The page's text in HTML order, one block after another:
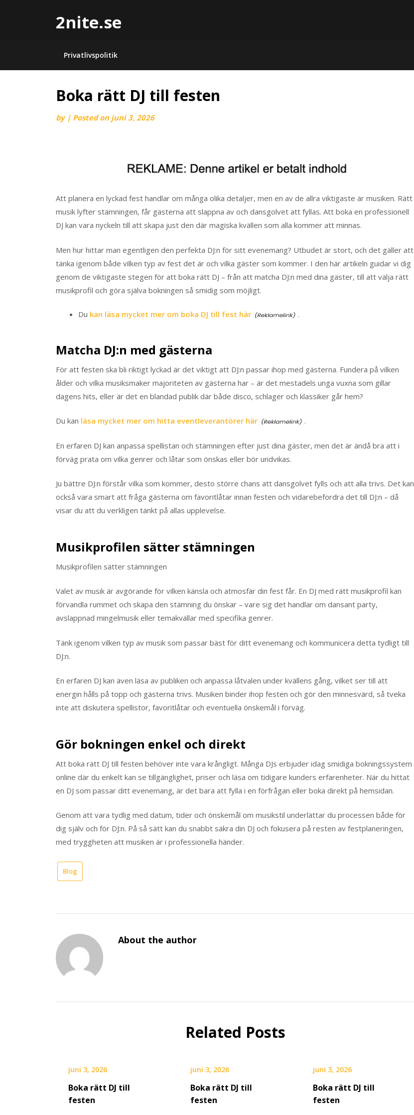
2nite.se
Privatlivspolitik
Boka rätt DJ till festen
by | Posted on juni 3, 2026
Att planera en lyckad fest handlar om många olika detaljer, men en av de allra viktigaste är musiken. Rätt
musik lyfter stämningen, får gästerna att slappna av och dansgolvet att fyllas. Att boka en professionell
DJ kan vara nyckeln till att skapa just den där magiska kvällen som alla kommer att minnas.
Men hur hittar man egentligen den perfekta DJ:n för sitt evenemang? Utbudet är stort, och det gäller att
tänka igenom både vilken typ av fest det är och vilka gäster som kommer. I den här artikeln guidar vi dig
genom de viktigaste stegen för att boka rätt DJ – från att matcha DJ:n med dina gäster, till att välja rätt
musikprofil och göra själva bokningen så smidig som möjligt.
Du kan läsa mycket mer om boka DJ till fest här .
Matcha DJ:n med gästerna
För att festen ska bli riktigt lyckad är det viktigt att DJ:n passar ihop med gästerna. Fundera på vilken
ålder och vilka musiksmaker majoriteten av gästerna har – är det mestadels unga vuxna som gillar
dagens hits, eller är det en blandad publik där både disco, schlager och klassiker går hem?
Du kan läsa mycket mer om hitta eventleverantörer här .
En erfaren DJ kan anpassa spellistan och stämningen efter just dina gäster, men det är ändå bra att i
förväg prata om vilka genrer och låtar som önskas eller bör undvikas.
Ju bättre DJ:n förstår vilka som kommer, desto större chans att dansgolvet fylls och att alla trivs. Det kan
också vara smart att fråga gästerna om favoritlåtar innan festen och vidarebefordra det till DJ:n – då
visar du att du verkligen tänkt på allas upplevelse.
Musikprofilen sätter stämningen
Musikprofilen sätter stämningen
Valet av musik är avgörande för vilken känsla och atmosfär din fest får. En DJ med rätt musikprofil kan
förvandla rummet och skapa den stämning du önskar – vare sig det handlar om dansant party,
avslappnad mingelmusik eller temakvällar med specifika genrer.
Tänk igenom vilken typ av musik som passar bäst för ditt evenemang och kommunicera detta tydligt till
DJ:n.
En erfaren DJ kan även läsa av publiken och anpassa låtvalen under kvällens gång, vilket ser till att
energin hålls på topp och gästerna trivs. Musiken binder ihop festen och gör den minnesvärd, så tveka
inte att diskutera spellistor, favoritlåtar och eventuella önskemål i förväg.
Gör bokningen enkel och direkt
Att boka rätt DJ till festen behöver inte vara krångligt. Många DJs erbjuder idag smidiga bokningssystem
online där du enkelt kan se tillgänglighet, priser och läsa om tidigare kunders erfarenheter. När du hittat
en DJ som passar ditt evenemang, är det bara att fylla i en förfrågan eller boka direkt på hemsidan.
Genom att vara tydlig med datum, tider och önskemål om musikstil underlättar du processen både för
dig själv och för DJ:n. På så sätt kan du snabbt säkra din DJ och fokusera på resten av festplaneringen,
med tryggheten att musiken är i professionella händer.
Blog
About the author
Related Posts
juni 3, 2026
Boka rätt DJ till
festen
juni 3, 2026
Boka rätt DJ till
festen
juni 3, 2026
Boka rätt DJ till
festen